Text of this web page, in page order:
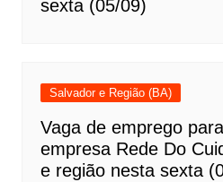
sexta (05/09)
Salvador e Região (BA)
Vaga de emprego
empresa Rede Do
e região nesta sexta